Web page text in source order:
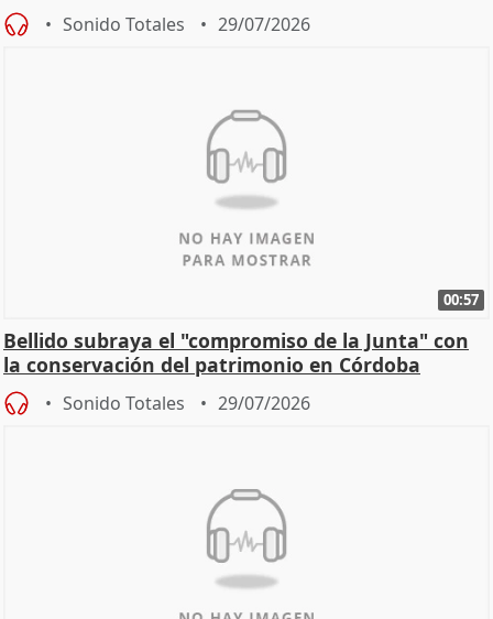
Sonido Totales 29/07/2026
00:57
Bellido subraya el "compromiso de la Junta" con
la conservación del patrimonio en Córdoba
Sonido Totales 29/07/2026